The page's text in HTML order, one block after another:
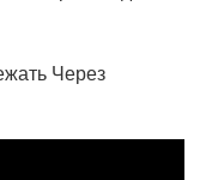
Через